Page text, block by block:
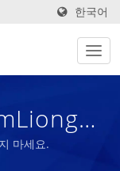
한국어
의 방
마세요.